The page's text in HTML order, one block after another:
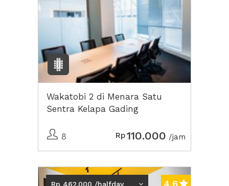
Wakatobi 2 di Menara Satu
Sentra Kelapa Gading
8 Rp110.000 /jam
Previous Next2
Rp 462.000 /halfday 4.6